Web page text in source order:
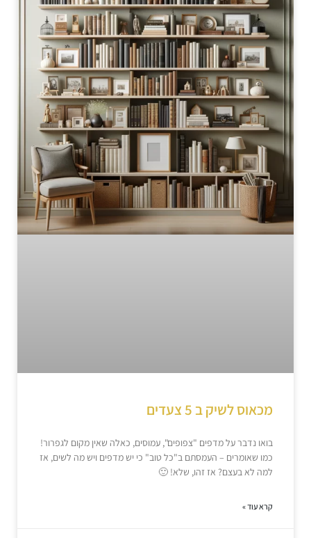
מכאוס לשיק ב 5 צעדים
בואו נדבר על מדפים "צפופים", עמוסים, כאלה שאין מקום לגפרור!
כמו שאומרים – העמסתם ב"כל טוב" כי יש מדפים ויש מה לשים, אז
למה לא בעצם? אז זהו, שלא! 🙂
קרא עוד »